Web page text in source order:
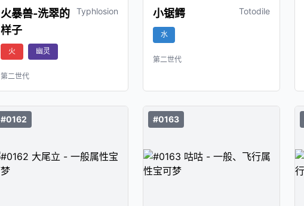
火暴兽-洗翠的
样子
Typhlosion
火 幽灵
第二世代
小锯鳄 Totodile
水
第二世代
#0162 #0163